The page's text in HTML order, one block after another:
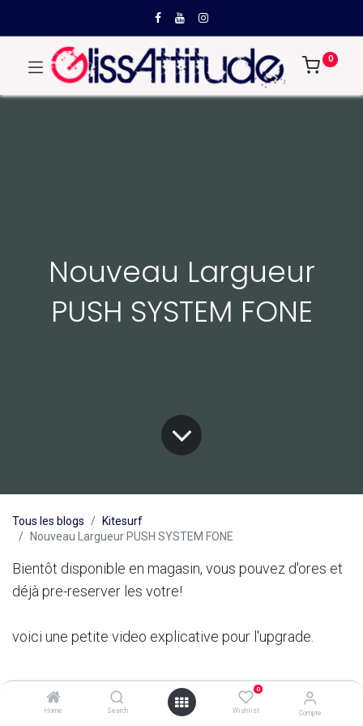
Home Search
0
Wishlist Compte
0
Nouveau Largueur
PUSH SYSTEM FONE
Tous les blogs
Kitesurf
Nouveau Largueur PUSH SYSTEM FONE
Bientôt disponible en magasin, vous pouvez d'ores et
déjà pre-reserver les votre!
voici une petite video explicative pour l'upgrade.